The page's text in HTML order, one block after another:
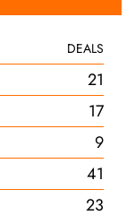
DEALS
21
17
9
41
23